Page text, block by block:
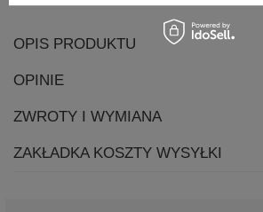
OPIS PRODUKTU
OPINIE
ZWROTY I WYMIANA
ZAKŁADKA KOSZTY WYSYŁKI